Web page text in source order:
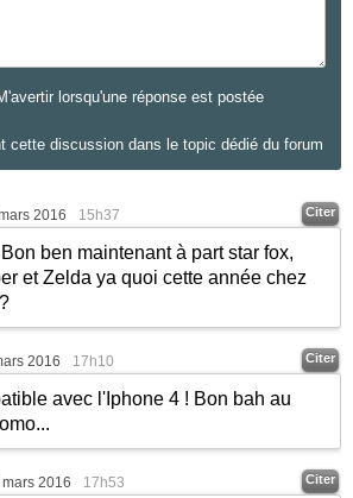
lorsqu'une réponse est postée
cette discussion dans le topic dédié du forum
2016 15h37 Citer
ben maintenant à part star fox,
et Zelda ya quoi cette année chez
2016 17h10 Citer
avec l'Iphone 4 ! Bon bah au
2016 17h53 Citer